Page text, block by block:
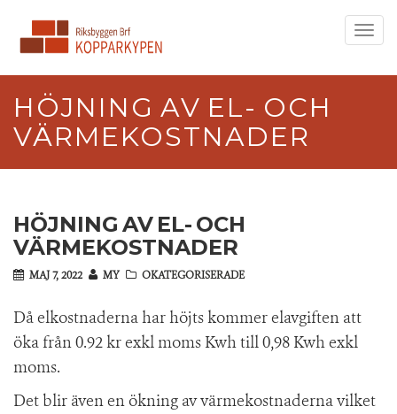
HÖJNING AV EL- OCH
VÄRMEKOSTNADER
HÖJNING AV EL- OCH
VÄRMEKOSTNADER
MAJ 7, 2022 MY OKATEGORISERADE
Då elkostnaderna har höjts kommer elavgiften att
öka från 0.92 kr exkl moms Kwh till 0,98 Kwh exkl
moms.
Det blir även en ökning av värmekostnaderna vilket